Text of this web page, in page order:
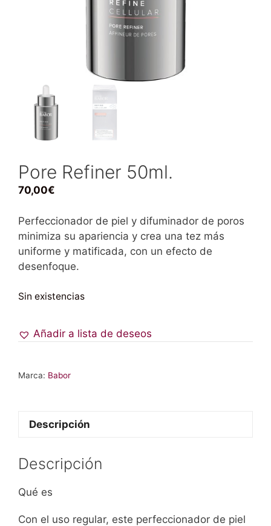
Pore Refiner 50ml.
70,00€
Perfeccionador de piel y difuminador de poros
minimiza su apariencia y crea una tez más
uniforme y matificada, con un efecto de
desenfoque.
Sin existencias
Añadir a lista de deseos
Marca: Babor
Descripción
Descripción
Qué es
Con el uso regular, este perfeccionador de piel